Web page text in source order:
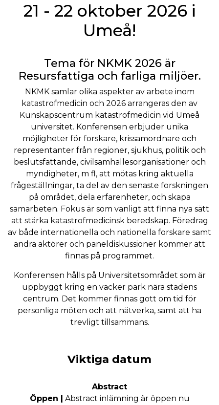
21 - 22 oktober 2026 i
Umeå!
Tema för NKMK 2026 är
Resursfattiga och farliga miljöer.
NKMK samlar olika aspekter av arbete inom
katastrofmedicin och 2026 arrangeras den av
Kunskapscentrum katastrofmedicin vid Umeå
universitet. Konferensen erbjuder unika
möjligheter för forskare, krissamordnare och
representanter från regioner, sjukhus, politik och
beslutsfattande, civilsamhällesorganisationer och
myndigheter, m fl, att mötas kring aktuella
frågeställningar, ta del av den senaste forskningen
på området, dela erfarenheter, och skapa
samarbeten. Fokus är som vanligt att finna nya sätt
att stärka katastrofmedicinsk beredskap. Föredrag
av både internationella och nationella forskare samt
andra aktörer och paneldiskussioner kommer att
finnas på programmet.
Konferensen hålls på Universitetsområdet som är
uppbyggt kring en vacker park nära stadens
centrum. Det kommer finnas gott om tid för
personliga möten och att nätverka, samt att ha
trevligt tillsammans.
Viktiga datum
Abstract
Öppen | Abstract inlämning är öppen nu